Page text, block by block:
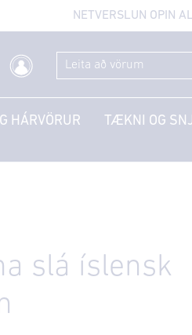
NETVERSLUN OPIN
HÁRVÖRUR TÆKNI OG
slá íslensk